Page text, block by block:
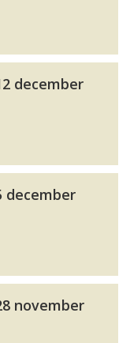
december
december
november